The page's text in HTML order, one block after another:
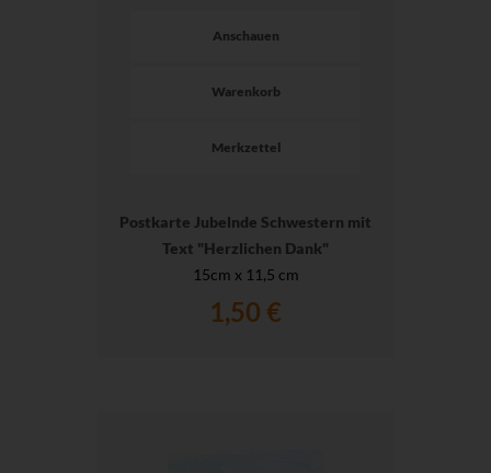
Anschauen
Warenkorb
Merkzettel
Postkarte Jubelnde Schwestern mit
Text "Herzlichen Dank"
15cm x 11,5 cm
1,50 €